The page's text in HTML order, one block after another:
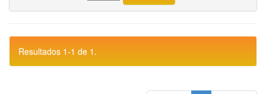
Resultados 1-1 de 1.